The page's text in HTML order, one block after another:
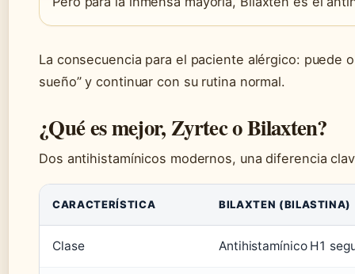
La consecuencia para el paciente alérgico: puede
sueño” y continuar con su rutina normal.
¿Qué es mejor, Zyrtec o Bilaxten?
Dos antihistamínicos modernos, una diferencia
CARACTERÍSTICA BILAXTEN (BILASTINA)
Clase Antihistamínico H1